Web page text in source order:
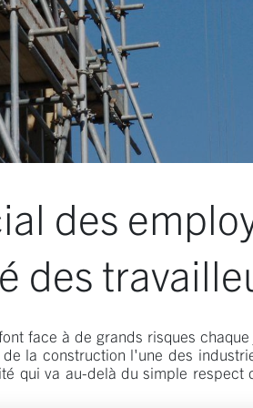
des
des
face à de grands risques
la construction l'une des
qui va au-delà du simple respect